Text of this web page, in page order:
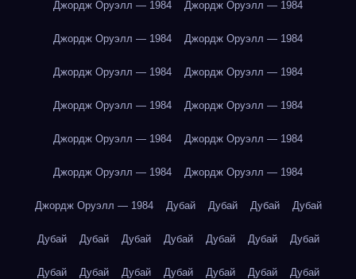
Джордж Оруэлл — 1984 Джордж Оруэлл — 1984
Джордж Оруэлл — 1984 Джордж Оруэлл — 1984
Джордж Оруэлл — 1984 Джордж Оруэлл — 1984
Джордж Оруэлл — 1984 Джордж Оруэлл — 1984
Джордж Оруэлл — 1984 Джордж Оруэлл — 1984
Джордж Оруэлл — 1984 Джордж Оруэлл — 1984
Джордж Оруэлл — 1984 Дубай Дубай Дубай Дубай
Дубай Дубай Дубай Дубай Дубай Дубай Дубай
Дубай Дубай Дубай Дубай Дубай Дубай Дубай